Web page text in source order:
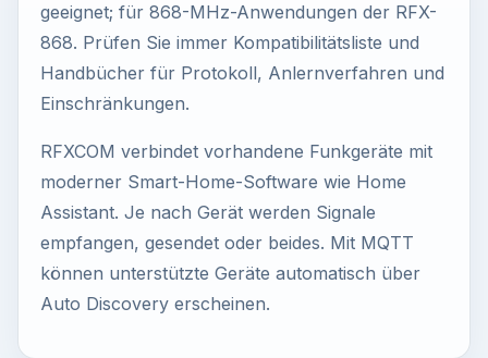
geeignet; für 868-MHz-Anwendungen der RFX-
868. Prüfen Sie immer Kompatibilitätsliste und
Handbücher für Protokoll, Anlernverfahren und
Einschränkungen.
RFXCOM verbindet vorhandene Funkgeräte mit
moderner Smart-Home-Software wie Home
Assistant. Je nach Gerät werden Signale
empfangen, gesendet oder beides. Mit MQTT
können unterstützte Geräte automatisch über
Auto Discovery erscheinen.